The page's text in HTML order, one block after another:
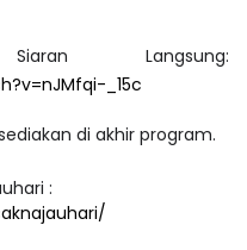
Langsung:
_15c
di akhir program.
: